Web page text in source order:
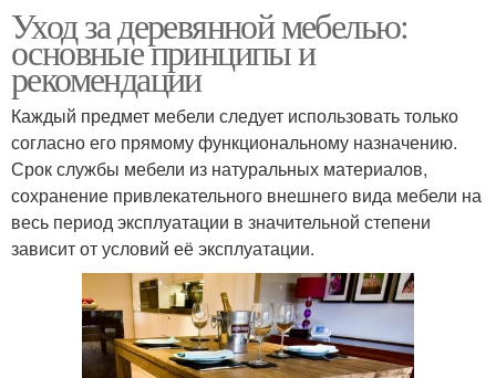
Уход за деревянной мебелью:
основные принципы и
рекомендации
Каждый предмет мебели следует использовать только
согласно его прямому функциональному назначению.
Срок службы мебели из натуральных материалов,
сохранение привлекательного внешнего вида мебели на
весь период эксплуатации в значительной степени
зависит от условий её эксплуатации.